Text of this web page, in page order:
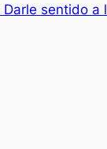
Darle sentido a